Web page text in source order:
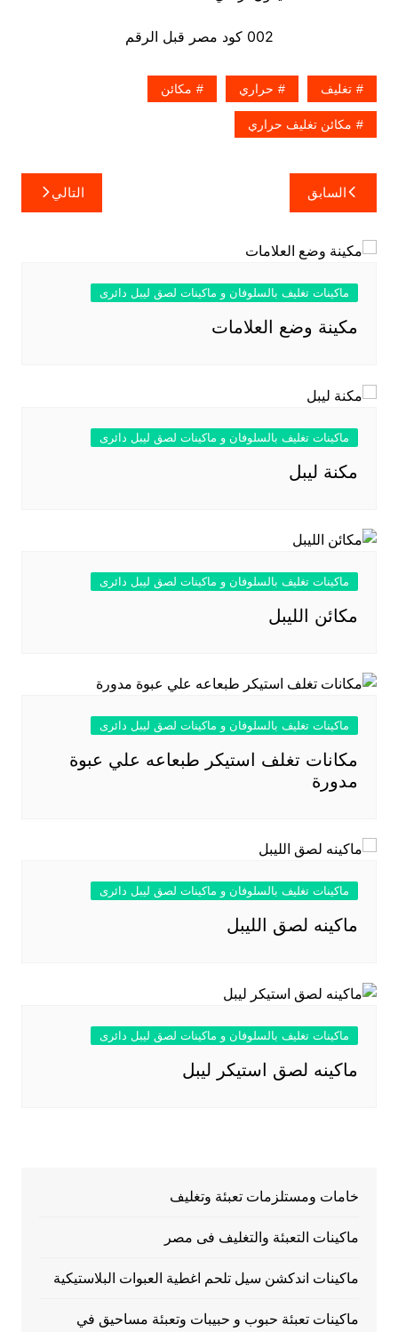
002 كود مصر قبل الرقم
تغليف حراري مكائن
مكائن تغليف حراري
تصفّح
المقالات
السابق التالي
ماكينات تغليف بالسلوفان و ماكينات لصق ليبل دائرى
مكينة وضع العلامات
ماكينات تغليف بالسلوفان و ماكينات لصق ليبل دائرى
مكنة ليبل
ماكينات تغليف بالسلوفان و ماكينات لصق ليبل دائرى
مكائن الليبل
ماكينات تغليف بالسلوفان و ماكينات لصق ليبل دائرى
مكانات تغلف استيكر طبعاعه علي عبوة
مدورة
ماكينات تغليف بالسلوفان و ماكينات لصق ليبل دائرى
ماكينه لصق الليبل
ماكينات تغليف بالسلوفان و ماكينات لصق ليبل دائرى
ماكينه لصق استيكر ليبل
خامات ومستلزمات تعبئة وتغليف
ماكينات التعبئة والتغليف فى مصر
ماكينات اندكشن سيل تلحم اغطية العبوات البلاستيكية
ماكينات تعبئة حبوب و حبيبات وتعبئة مساحيق في